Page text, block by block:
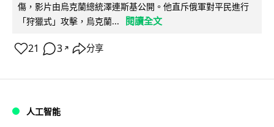
傷，影片由烏克蘭總統澤連斯基公開。他直斥俄軍對平民進行
「狩獵式」攻擊，烏克蘭...
閱讀全文
21 3 ↗ 分享
人工智能